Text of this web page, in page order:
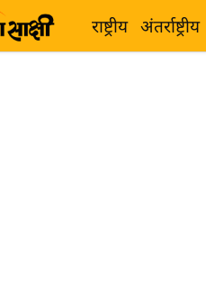
राष्ट्रीय अंतर्राष्ट्रीय